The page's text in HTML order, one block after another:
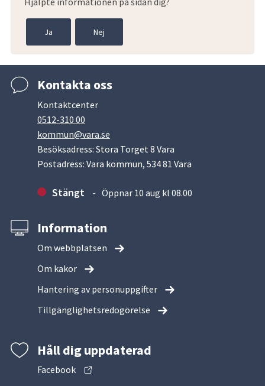
Ja Nej
Kontakta oss
Kontaktcenter
0512-310 00
kommun@vara.se
Besöksadress: Stora Torget 8 Vara
Postadress: Vara kommun, 534 81 Vara
Stängt Öppnar 10 aug kl 08.00
Information
Om webbplatsen
Om kakor
Hantering av personuppgifter
Tillgänglighetsredogörelse
Håll dig uppdaterad
Facebook